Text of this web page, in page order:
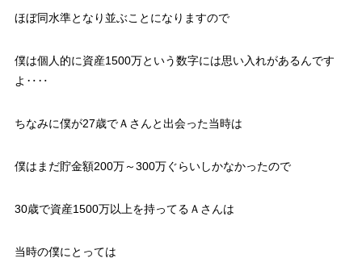
ほぼ同水準となり並ぶことになりますので
僕は個人的に資産1500万という数字には思い入れがあるんです
よ‥‥
ちなみに僕が27歳でＡさんと出会った当時は
僕はまだ貯金額200万～300万ぐらいしかなかったので
30歳で資産1500万以上を持ってるＡさんは
当時の僕にとっては